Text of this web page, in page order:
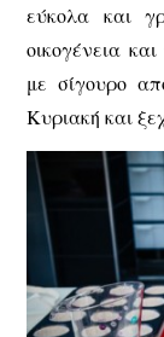
εύκολα και
οικογένεια
με σίγουρο
Κυριακή και